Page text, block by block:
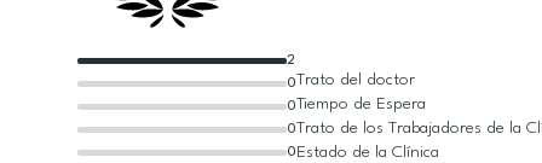
0
0
0
0
2
Trato del doctor
Tiempo de Espera
Trato de los Trabajadores de la
Estado de la Clínica